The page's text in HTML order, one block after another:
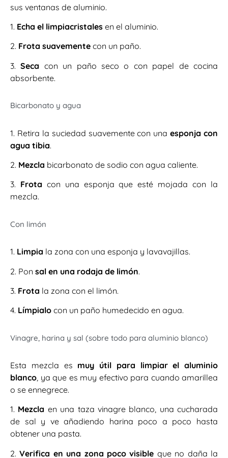
sus ventanas de aluminio.
1. Echa el limpiacristales en el aluminio.
2. Frota suavemente con un paño.
3.Seca con un paño seco o con papel de cocina
absorbente.
Bicarbonato y agua
1. Retira la suciedad suavemente con unaesponja con
agua tibia.
2. Mezcla bicarbonato de sodio con agua caliente.
3. Frota con una esponja que esté mojada con la
mezcla.
Con limón
1. Limpia la zona con una esponja y lavavajillas.
2. Pon sal en una rodaja de limón.
3. Frota la zona con el limón.
4. Límpialo con un paño humedecido en agua.
Vinagre, harina y sal (sobre todo para aluminio blanco)
Esta mezcla es muy útil para limpiar el aluminio
blanco, ya que es muy efectivo para cuando amarillea
o se ennegrece.
1. Mezcla en una taza vinagre blanco, una cucharada
de sal y ve añadiendo harina poco a poco hasta
obtener una pasta.
2.Verifica en una zona poco visible que no daña la